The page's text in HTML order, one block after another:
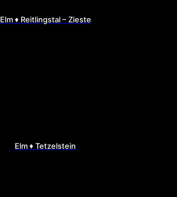
Elm ♦ Reitlingstal – Zieste
Elm ♦ Tetzelstein